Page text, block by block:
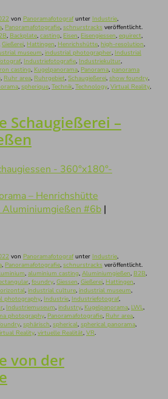
von Panoramafotografunter Industrie,
, Panoramafotografie, schnurstracks veröffentlicht.
, Backplate, casting, Eisen, Eisengiessen, equirect,
Gießerei, Hattingen, Henrichshütte, high-resolution,
museum, industrial photographer, Industrial
, Industriefotografie, Industriekultur,
casting, Kugelpanorama, Panorama, panorama
, Ruhr area, Ruhrgebiet, Schaugießerei, show foundry,
, spherique, Technik, Technology, Virtual Reality,
Schaugießerei –
– Henrichshütte
Aluminiumgießen #6b |
von Panoramafotografunter Industrie,
, Panoramafotografie, schnurstracks veröffentlicht.
, aluminium casting, Aluminiumgießen, B2B,
, foundry, Giessen, Gießerei, Hattingen,
, industrial culture, industrial museum,
photography, Industrie, Industriefotograf,
, Industriemuseum, industry, Kugelpanorama, LWL,
photography, Panoramafotografie, Ruhr area,
, sphärisch, spherical, spherical panorama,
Reality, virtuelle Realität, VR.
von der